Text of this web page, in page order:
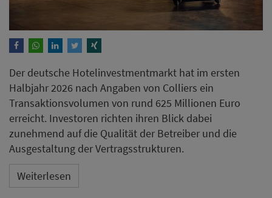
Der deutsche Hotelinvestmentmarkt hat im ersten
Halbjahr 2026 nach Angaben von Colliers ein
Transaktionsvolumen von rund 625 Millionen Euro
erreicht. Investoren richten ihren Blick dabei
zunehmend auf die Qualität der Betreiber und die
Ausgestaltung der Vertragsstrukturen.
Weiterlesen